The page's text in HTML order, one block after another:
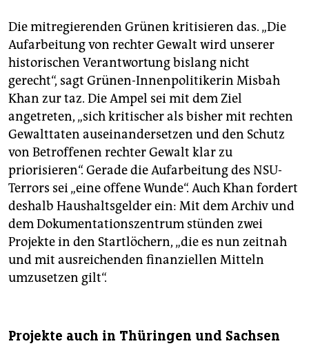
Die mitregierenden Grünen kritisieren das. „Die
Aufarbeitung von rechter Gewalt wird unserer
historischen Verantwortung bislang nicht
gerecht“, sagt Grünen-Innenpolitikerin Misbah
Khan zur taz. Die Ampel sei mit dem Ziel
angetreten, „sich kritischer als bisher mit rechten
Gewalttaten auseinandersetzen und den Schutz
von Betroffenen rechter Gewalt klar zu
priorisieren“. Gerade die Aufarbeitung des NSU-
Terrors sei „eine offene Wunde“. Auch Khan fordert
deshalb Haushaltsgelder ein: Mit dem Archiv und
dem Dokumentationszentrum stünden zwei
Projekte in den Startlöchern, „die es nun zeitnah
und mit ausreichenden finanziellen Mitteln
umzusetzen gilt“.
Projekte auch in Thüringen und Sachsen